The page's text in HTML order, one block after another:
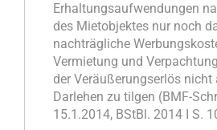
Erhaltungsaufwendungen
des Mietobjektes nur noch
nachträgliche
Vermietung und
der Veräußerungserlös
Darlehen zu tilgen (BMF-
15.1.2014, BStBl. 2014 I S.